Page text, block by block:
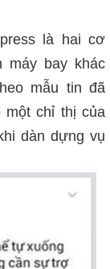
là hai cơ
máy bay khác
mẫu tin đã
một chỉ thị của
dàn dựng vụ